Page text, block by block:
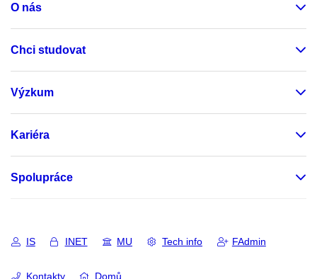
O nás
Chci studovat
Výzkum
Kariéra
Spolupráce
IS INET MU Tech info FAdmin
Kontakty Domů